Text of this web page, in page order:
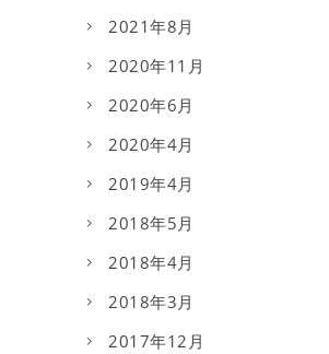
2021年8月
2020年11月
2020年6月
2020年4月
2019年4月
2018年5月
2018年4月
2018年3月
2017年12月